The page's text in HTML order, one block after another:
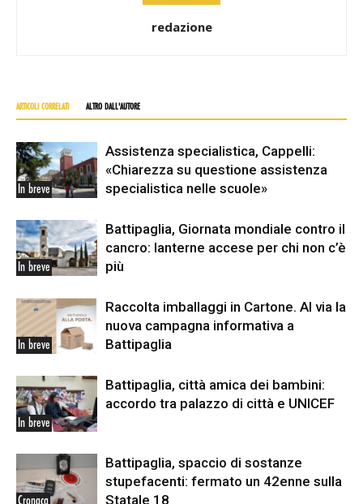
redazione
ARTICOLI CORRELATI ALTRO DALL'AUTORE
In breve
Assistenza specialistica, Cappelli:
«Chiarezza su questione assistenza
specialistica nelle scuole»
In breve
Battipaglia, Giornata mondiale contro il
cancro: lanterne accese per chi non c’è
più
In breve
Raccolta imballaggi in Cartone. Al via la
nuova campagna informativa a
Battipaglia
In breve
Battipaglia, città amica dei bambini:
accordo tra palazzo di città e UNICEF
Cronaca
Battipaglia, spaccio di sostanze
stupefacenti: fermato un 42enne sulla
Statale 18